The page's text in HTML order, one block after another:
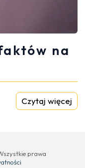
na
Czytaj więcej
prawa